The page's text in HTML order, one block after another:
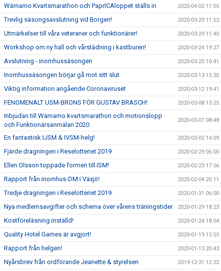
Wärnamo Kvartsmarathon och PaprICAloppet ställs in 2020-04-02 11:05
Trevlig säsongsavslutning vid Borgen! 2020-03-29 11:52
Utmärkelser till våra veteraner och funktionärer! 2020-03-29 11:40
Workshop om ny hall och vårstädning i kastburen! 2020-03-24 19:27
Avslutning - inomhussäsongen 2020-03-20 10:41
Inomhussäsongen börjar gå mot sitt slut 2020-03-13 15:30
Viktig information angående Coronaviruset 2020-03-12 19:41
FENOMENALT USM-BRONS FÖR GUSTAV BRASCH! 2020-03-08 13:25
Inbjudan till Wärnamo kvartsmarathon och motionslopp
och Funktionärsanmälan 2020
2020-03-07 08:48
En fantastisk IJSM & IVSM-helg! 2020-03-02 14:09
Fjärde dragningen i Reselotteriet 2019 2020-02-29 06:00
Ellen Olsson toppade formen till ISM! 2020-02-23 17:56
Rapport från inomhus-DM i Växjö! 2020-02-04 20:11
Tredje dragningen i Reselotteriet 2019 2020-01-31 06:00
Nya medlemsavgifter och schema över vårens träningstider 2020-01-29 18:23
Kostföreläsning inställd! 2020-01-24 18:04
Quality Hotel Games är avgjort! 2020-01-19 15:55
Rapport från helgen! 2020-01-13 20:43
Nyårsbrev från ordförande Jeanette & styrelsen 2019-12-31 12:32